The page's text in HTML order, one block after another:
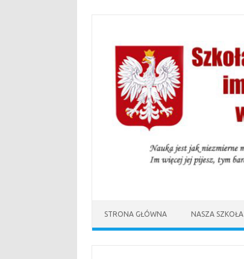
STRONA GŁÓWNA NASZA SZKOŁA